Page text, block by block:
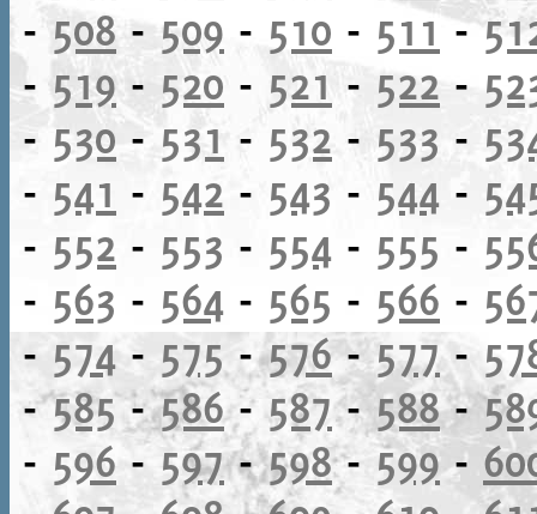
- 508- 509 - 510 - 511-
-519- 520 - 521 - 522 -
- 530- 531 - 532 - 533 -
- 541 - 542 - 543 - 544 -
- 552 - 553 - 554 - 555 -
- 563 - 564 - 565 - 566 -
- 574 - 575-576-577-
-585-586- 587-588-
- 596 - 597-598- 599-